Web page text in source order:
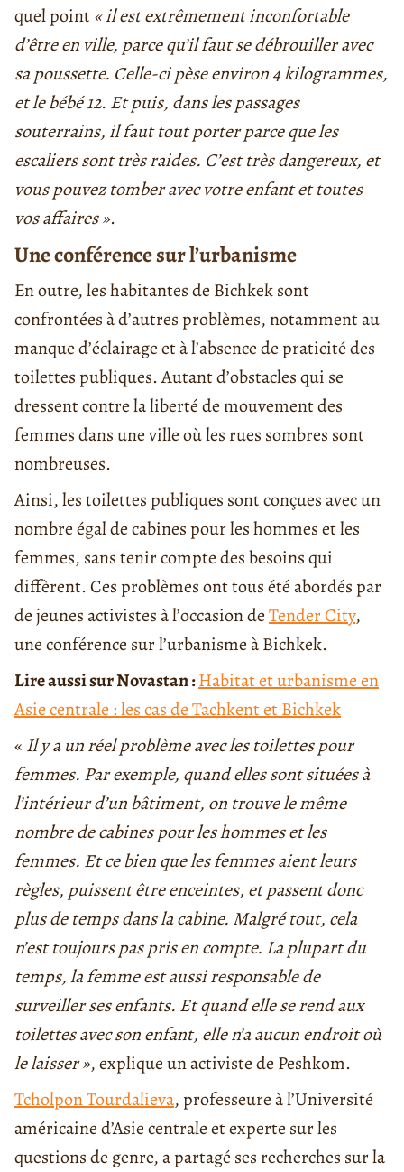
quel point« il est extrêmement inconfortable
d’être en ville, parce qu’il faut se débrouiller avec
sa poussette. Celle-ci pèse environ 4 kilogrammes,
et le bébé 12. Et puis, dans les passages
souterrains, il faut tout porter parce que les
escaliers sont très raides. C’est très dangereux, et
vous pouvez tomber avec votre enfant et toutes
vos affaires ».
Une conférence sur l’urbanisme
En outre, les habitantes de Bichkek sont
confrontées à d’autres problèmes, notamment au
manque d’éclairage et à l’absence de praticité des
toilettes publiques. Autant d’obstacles qui se
dressent contre la liberté de mouvement des
femmes dans une ville où les rues sombres sont
nombreuses.
Ainsi, les toilettes publiques sont conçues avec un
nombre égal de cabines pour les hommes et les
femmes, sans tenir compte des besoins qui
diffèrent. Ces problèmes ont tous été abordés par
de jeunes activistes à l’occasion deTender City,
une conférence sur l’urbanisme à Bichkek.
Lire aussi sur Novastan :Habitat et urbanisme en
Asie centrale : les cas de Tachkent et Bichkek
« Il y a un réel problème avec les toilettes pour
femmes. Par exemple, quand elles sont situées à
l’intérieur d’un bâtiment, on trouve le même
nombre de cabines pour les hommes et les
femmes. Et ce bien que les femmes aient leurs
règles, puissent être enceintes, et passent donc
plus de temps dans la cabine. Malgré tout, cela
n’est toujours pas pris en compte. La plupart du
temps, la femme est aussi responsable de
surveiller ses enfants. Et quand elle se rend aux
toilettes avec son enfant, elle n’a aucun endroit où
le laisser », explique un activiste de Peshkom.
Tcholpon Tourdalieva, professeure à l’Université
américaine d’Asie centrale et experte sur les
questions de genre, a partagé ses recherches sur la